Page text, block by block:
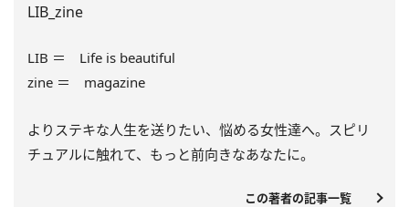
LIB_zine
LIB ＝ Life is beautiful
zine ＝ magazine
よりステキな人生を送りたい、悩める女性達へ。スピリ
チュアルに触れて、もっと前向きなあなたに。
この著者の記事一覧